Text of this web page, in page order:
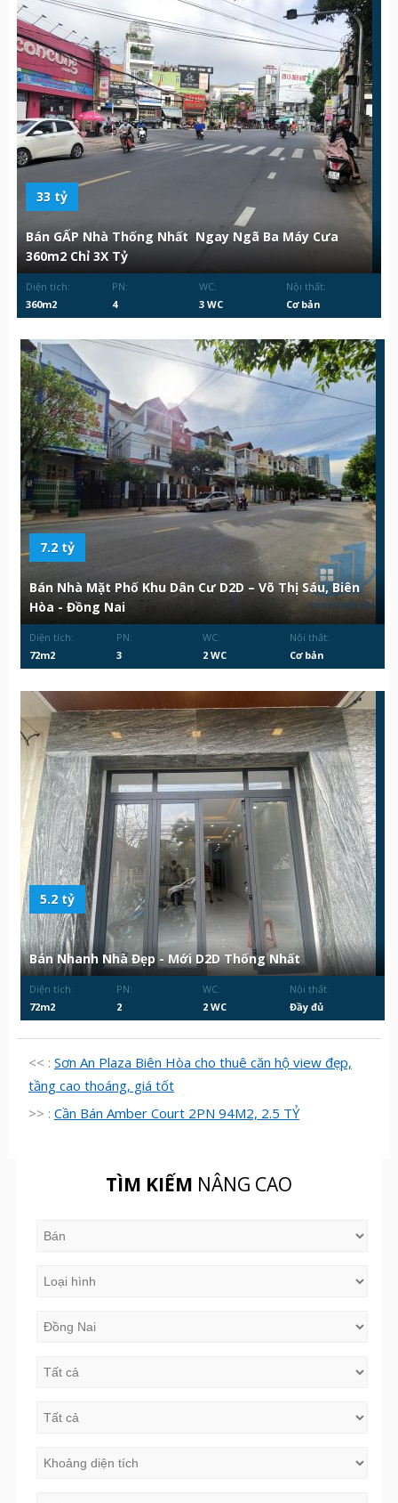
33 tỷ
Bán GẤP Nhà Thống Nhất Ngay Ngã Ba Máy Cưa
360m2 Chỉ 3X Tỷ
Diện tích:
360m2
PN:
4
WC:
3 WC
Nội thất:
Cơ bản
7.2 tỷ
Bán Nhà Mặt Phố Khu Dân Cư D2D – Võ Thị Sáu, Biên
Hòa - Đồng Nai
Diện tích:
72m2
PN:
3
WC:
2 WC
Nội thất:
Cơ bản
5.2 tỷ
Bán Nhanh Nhà Đẹp - Mới D2D Thống Nhất
Diện tích:
72m2
PN:
2
WC:
2 WC
Nội thất:
Đầy đủ
<< : Sơn An Plaza Biên Hòa cho thuê căn hộ view đẹp,
tầng cao thoáng, giá tốt
>> : Cần Bán Amber Court 2PN 94M2, 2.5 TỶ
TÌM KIẾM NÂNG CAO